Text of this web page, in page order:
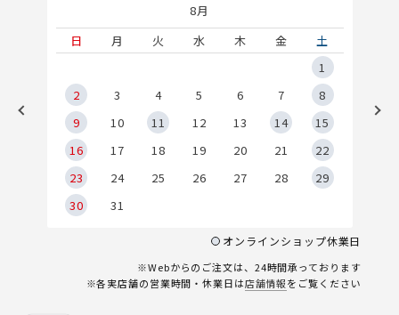
8月
日
月 火 水 木 金
土
1
2
3 4 5 6 7
8
9
10 11 12 13 14
15
16
17 18 19 20 21
22
23
24 25 26 27 28
29
30
31
オンラインショップ休業日
※Webからのご注文は、24時間承っております
※各実店舗の営業時間・休業日は店舗情報をご覧ください